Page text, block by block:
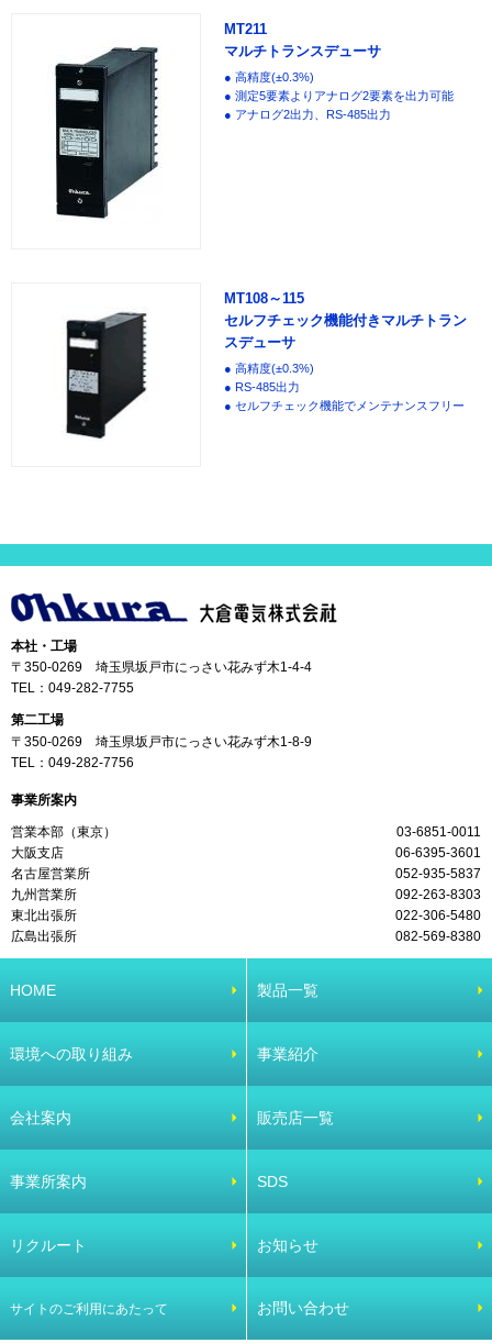
MT211
マルチトランスデューサ
● 高精度(±0.3%)
● 測定5要素よりアナログ2要素を出力可能
● アナログ2出力、RS-485出力
MT108～115
セルフチェック機能付きマルチトラン
スデューサ
● 高精度(±0.3%)
● RS-485出力
● セルフチェック機能でメンテナンスフリー
本社・工場
〒350-0269 埼玉県坂戸市にっさい花みず木1-4-4
TEL： 049-282-7755
第二工場
〒350-0269 埼玉県坂戸市にっさい花みず木1-8-9
TEL： 049-282-7756
事業所案内
営業本部（東京）
03-6851-0011
大阪支店
06-6395-3601
名古屋営業所
052-935-5837
九州営業所
092-263-8303
東北出張所
022-306-5480
広島出張所
082-569-8380
HOME 製品一覧
環境への取り組み 事業紹介
会社案内 販売店一覧
事業所案内 SDS
リクルート お知らせ
サイトのご利用にあたって お問い合わせ